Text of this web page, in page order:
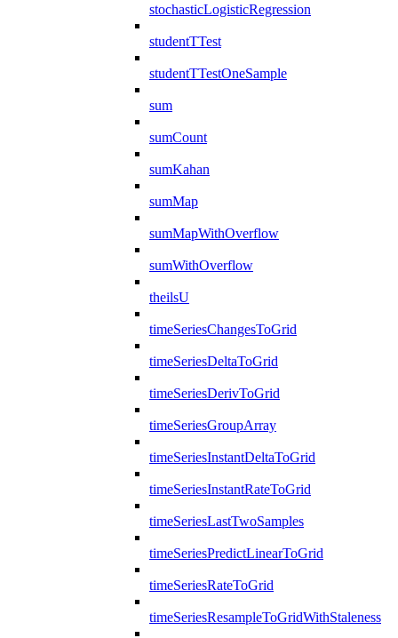
stochasticLogisticRegression
studentTTest
studentTTestOneSample
sum
sumCount
sumKahan
sumMap
sumMapWithOverflow
sumWithOverflow
theilsU
timeSeriesChangesToGrid
timeSeriesDeltaToGrid
timeSeriesDerivToGrid
timeSeriesGroupArray
timeSeriesInstantDeltaToGrid
timeSeriesInstantRateToGrid
timeSeriesLastTwoSamples
timeSeriesPredictLinearToGrid
timeSeriesRateToGrid
timeSeriesResampleToGridWithStaleness